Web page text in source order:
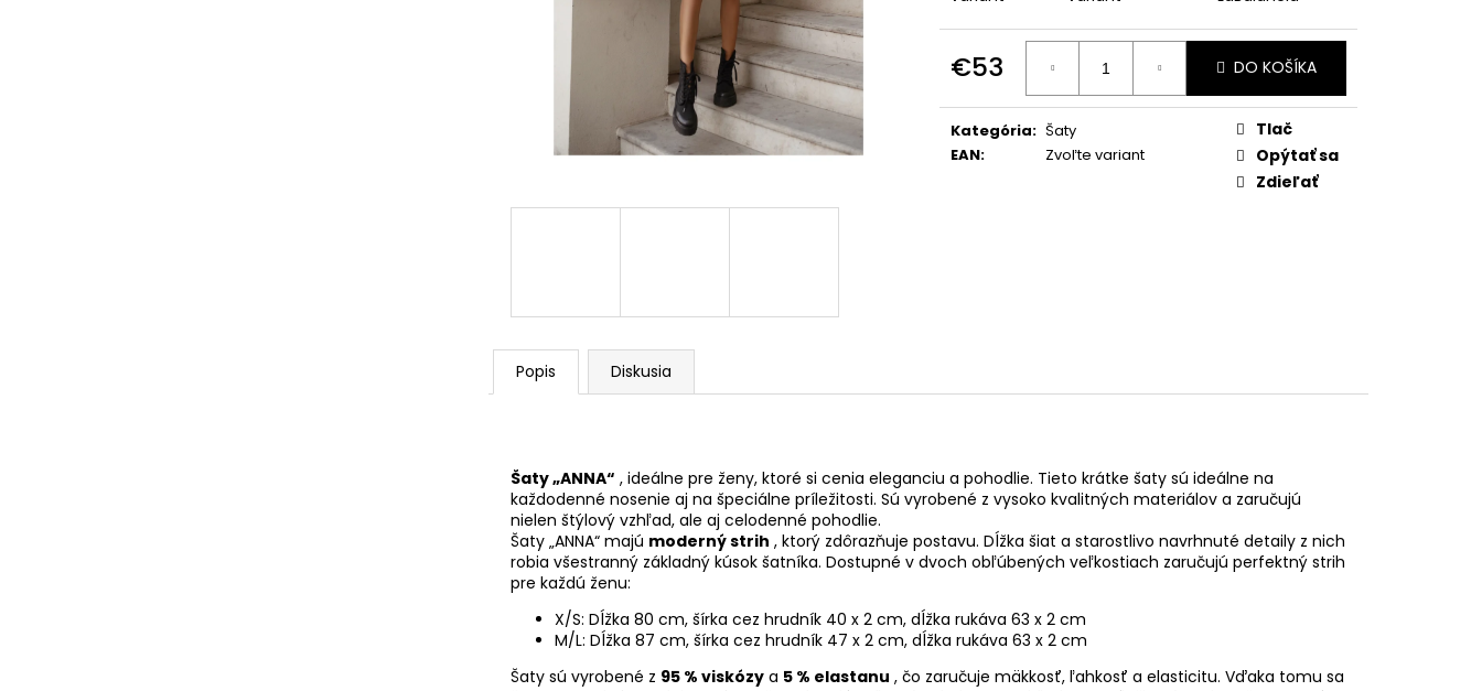
€53
Jednotková
cena:
DO KOŠÍKA
Kategória: Šaty
EAN: Zvoľte variant
Tlač
Opýtať sa
Zdieľať
Popis Diskusia
Šaty „ANNA“ , ideálne pre ženy, ktoré si cenia eleganciu a pohodlie. Tieto krátke šaty sú ideálne na
každodenné nosenie aj na špeciálne príležitosti. Sú vyrobené z vysoko kvalitných materiálov a zaručujú
nielen štýlový vzhľad, ale aj celodenné pohodlie.
Šaty „ANNA“ majú moderný strih , ktorý zdôrazňuje postavu. Dĺžka šiat a starostlivo navrhnuté detaily z nich
robia všestranný základný kúsok šatníka. Dostupné v dvoch obľúbených veľkostiach zaručujú perfektný strih
pre každú ženu:
X/S: Dĺžka 80 cm, šírka cez hrudník 40 x 2 cm, dĺžka rukáva 63 x 2 cm
M/L: Dĺžka 87 cm, šírka cez hrudník 47 x 2 cm, dĺžka rukáva 63 x 2 cm
Šaty sú vyrobené z 95 % viskózy a 5 % elastanu , čo zaručuje mäkkosť, ľahkosť a elasticitu. Vďaka tomu sa
€39